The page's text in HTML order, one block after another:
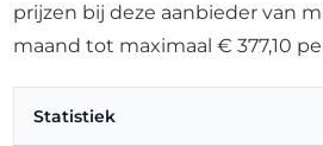
prijzen bij deze aanbieder van
maand tot maximaal € 377,10
Statistiek